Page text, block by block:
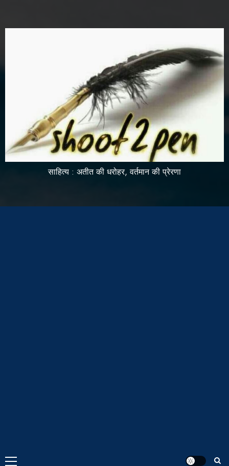
साहित्य : अतीत की धरोहर, वर्तमान की प्रेरणा